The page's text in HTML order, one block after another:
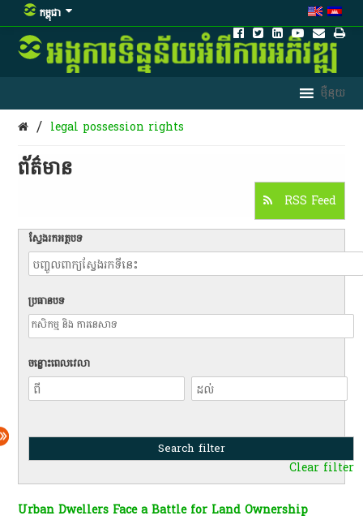
កម្ពុជា
/ legal possession rights
ព័ត៌មាន​
RSS Feed
ស្វែងរកអត្ថបទ
ប្រធានបទ
ចន្លោះពេលវេលា
Clear filter
Urban Dwellers Face a Battle for Land Ownership